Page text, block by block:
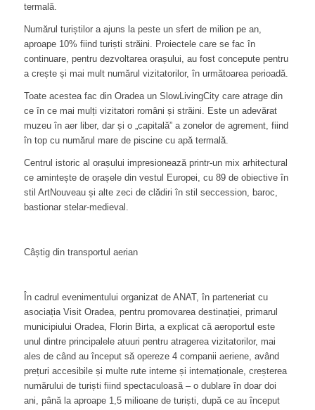
termală.
Numărul turiștilor a ajuns la peste un sfert de milion pe an,
aproape 10% fiind turiști străini. Proiectele care se fac în
continuare, pentru dezvoltarea orașului, au fost concepute pentru
a crește și mai mult numărul vizitatorilor, în următoarea perioadă.
Toate acestea fac din Oradea un SlowLivingCity care atrage din
ce în ce mai mulți vizitatori români și străini. Este un adevărat
muzeu în aer liber, dar și o „capitală” a zonelor de agrement, fiind
în top cu numărul mare de piscine cu apă termală.
Centrul istoric al orașului impresionează printr-un mix arhitectural
ce amintește de orașele din vestul Europei, cu 89 de obiective în
stil ArtNouveau și alte zeci de clădiri în stil seccession, baroc,
bastionar stelar-medieval.
Câștig din transportul aerian
În cadrul evenimentului organizat de ANAT, în parteneriat cu
asociația Visit Oradea, pentru promovarea destinației, primarul
municipiului Oradea, Florin Birta, a explicat că aeroportul este
unul dintre principalele atuuri pentru atragerea vizitatorilor, mai
ales de când au început să opereze 4 companii aeriene, având
prețuri accesibile și multe rute interne și internaționale, creșterea
numărului de turiști fiind spectaculoasă – o dublare în doar doi
ani, până la aproape 1,5 milioane de turiști, după ce au început